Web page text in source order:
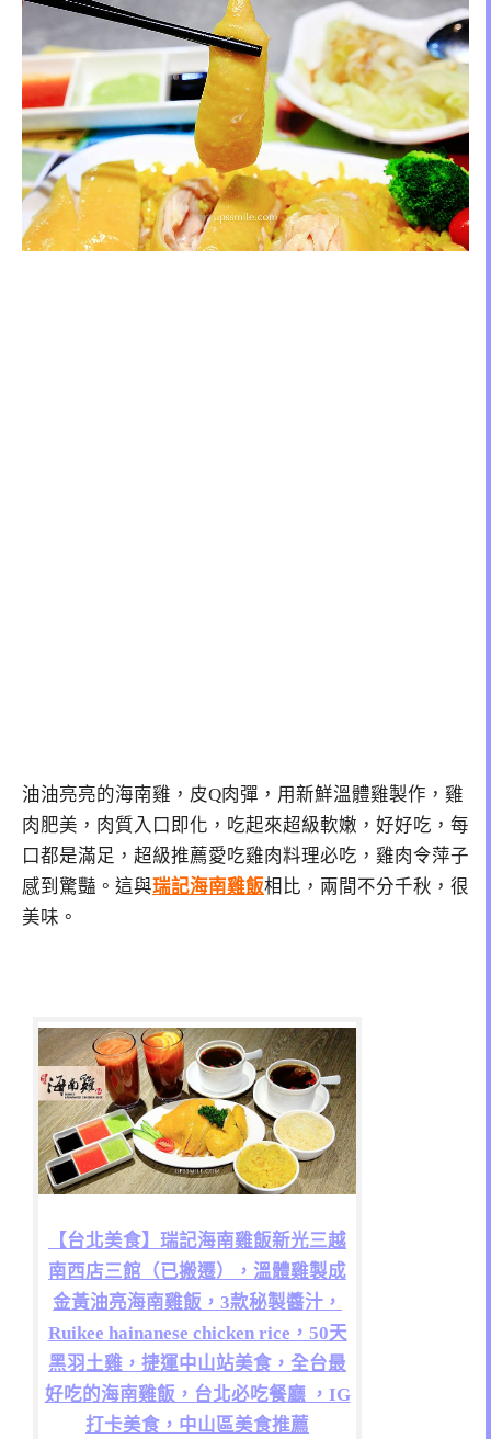
油油亮亮的海南雞，皮Q肉彈，用新鮮溫體雞製作，雞
肉肥美，肉質入口即化，吃起來超級軟嫩，好好吃，每
口都是滿足，超級推薦愛吃雞肉料理必吃，雞肉令萍子
感到驚豔。這與瑞記海南雞飯相比，兩間不分千秋，很
美味。
【台北美食】瑞記海南雞飯新光三越
南西店三館（已搬遷），溫體雞製成
金黃油亮海南雞飯，3款秘製醬汁，
Ruikee hainanese chicken rice，50天
黑羽土雞，捷運中山站美食，全台最
好吃的海南雞飯，台北必吃餐廳 ，IG
打卡美食，中山區美食推薦